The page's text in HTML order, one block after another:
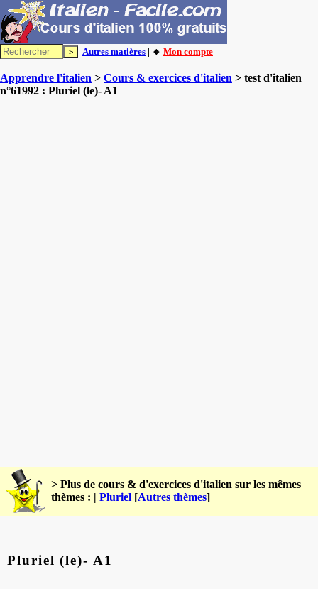
Autres matières | 🔸 Mon compte
Apprendre l'italien > Cours & exercices d'italien > test d'italien
n°61992 : Pluriel (le)- A1
> Plus de cours & d'exercices d'italien sur les mêmes
thèmes : | Pluriel [Autres thèmes]
Pluriel (le)- A1